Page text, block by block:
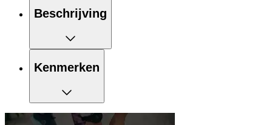
Beschrijving
Kenmerken